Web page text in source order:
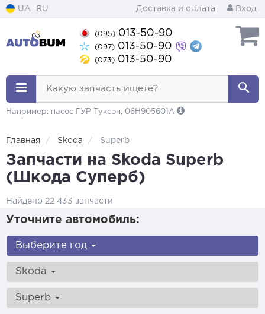
UA RU Доставка и оплата Вход
(095) 013-50-90
(097) 013-50-90
(073) 013-50-90
Какую запчасть ищете?
Например: насос ГУР Туксон, 06H905601A
Главная Skoda Superb
Запчасти на Skoda Superb
(Шкода Суперб)
Найдено 22 433 запчасти
Уточните автомобиль:
Выберите год
Skoda
Superb